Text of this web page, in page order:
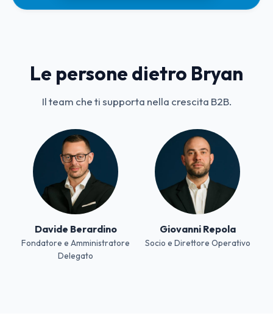
Le persone dietro Bryan
Il team che ti supporta nella crescita B2B.
Davide Berardino
Fondatore e Amministratore
Delegato
Giovanni Repola
Socio e Direttore Operativo